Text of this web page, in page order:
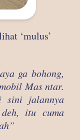
‘mulus’
ga bohong,
Mas ntar.
sini jalannya
itu cuma